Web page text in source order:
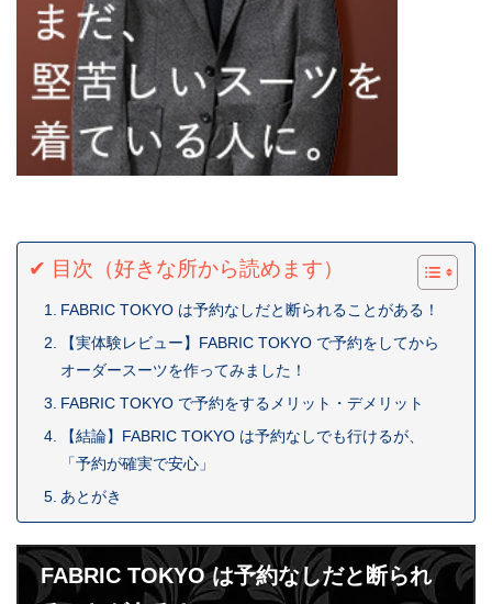
✔ 目次（好きな所から読めます）
FABRIC TOKYO は予約なしだと断られることがある！
【実体験レビュー】FABRIC TOKYO で予約をしてから
オーダースーツを作ってみました！
FABRIC TOKYO で予約をするメリット・デメリット
【結論】FABRIC TOKYO は予約なしでも行けるが、
「予約が確実で安心」
あとがき
FABRIC TOKYO は予約なしだと断られ